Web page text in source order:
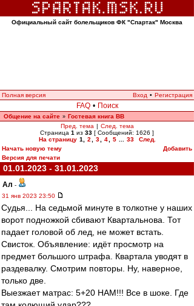
Официальный сайт болельщиков ФК "Спартак" Москва
Полная версия Вход • Регистрация
FAQ • Поиск
Общение на сайте » Гостевая книга ВВ
Пред. тема | След. тема
Страница 1 из 33 [ Сообщений: 1626 ]
На страницу 1 2 3 4 5 33
След.
Начать новую тему
Добавить
Версия для печати
01.01.2023 - 31.01.2023
Ал -
31 янв 2023 23:50
Судья... На седьмой минуте в толкотне у наших
ворот подножкой сбивают Квартальнова. Тот
падает головой об лед, не может встать.
Свисток. Объявление: идёт просмотр на
предмет большого штрафа. Квартала уводят в
раздевалку. Смотрим повторы. Ну, наверное,
только две.
Выезжает матрас: 5+20 НАМ!!! Все в шоке. Где